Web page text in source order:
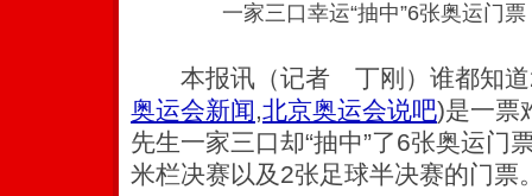
一家三口幸运“抽中”6张奥运
本报讯（记者 丁刚）谁都知道
奥运会新闻,北京奥运会说吧)是一票
先生一家三口却“抽中”了6张奥运门
米栏决赛以及2张足球半决赛的门票